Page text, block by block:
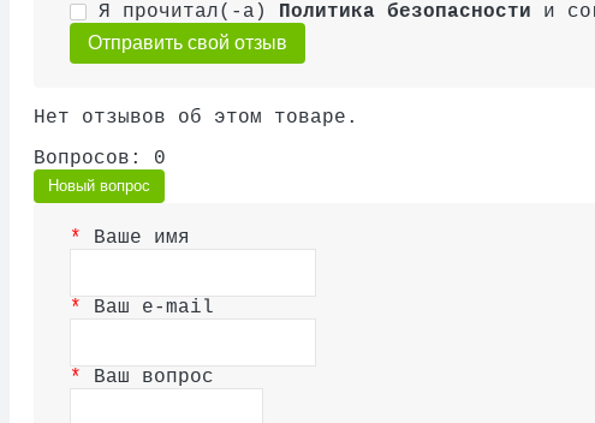
Я прочитал(-а) Политика безопасности и
Отправить свой отзыв
Нет отзывов об этом товаре.
Вопросов: 0
Новый вопрос
Ваше имя
Ваш e-mail
Ваш вопрос